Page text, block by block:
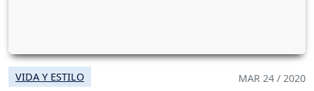
VIDA Y ESTILO MAR 24 / 2020